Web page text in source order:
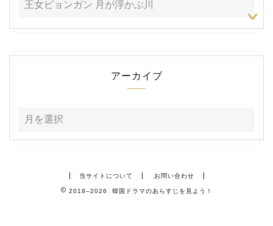
アーカイブ
当サイトについて お問い合わせ
2018–2026 韓国ドラマのあらすじを見よう！